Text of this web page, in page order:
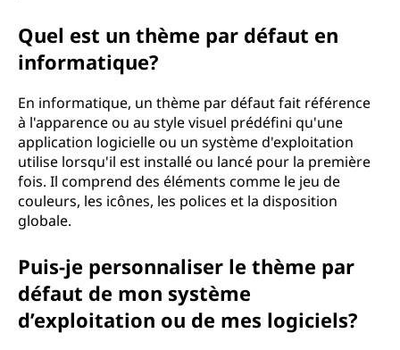
Quel est un thème par défaut en
informatique?
En informatique, un thème par défaut fait référence
à l'apparence ou au style visuel prédéfini qu'une
application logicielle ou un système d'exploitation
utilise lorsqu'il est installé ou lancé pour la première
fois. Il comprend des éléments comme le jeu de
couleurs, les icônes, les polices et la disposition
globale.
Puis-je personnaliser le thème par
défaut de mon système
d’exploitation ou de mes logiciels?